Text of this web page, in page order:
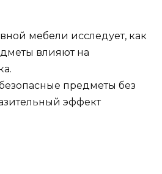
предметы без
эффект